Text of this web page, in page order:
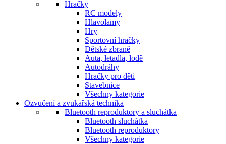
Hračky
RC modely
Hlavolamy
Hry
Sportovní hračky
Dětské zbraně
Auta, letadla, lodě
Autodráhy
Hračky pro děti
Stavebnice
Všechny kategorie
Ozvučení a zvukařská technika
Bluetooth reproduktory a sluchátka
Bluetooth sluchátka
Bluetooth reproduktory
Všechny kategorie